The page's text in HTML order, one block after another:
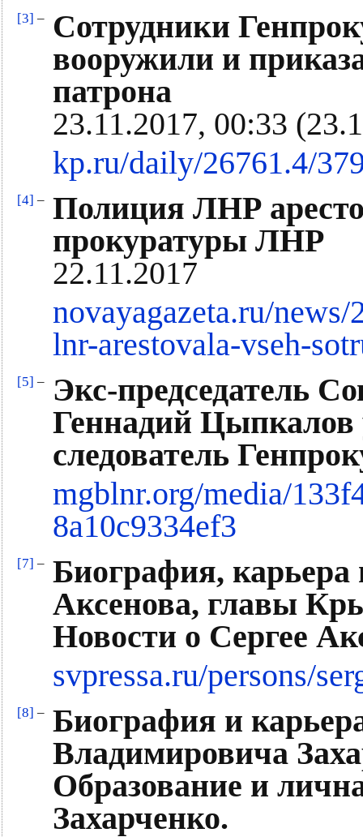
[3] –
Сотрудники
вооружили и
патрона
23.11.2017, 00:33
kp.ru/daily/26761.4/
[4] – Полиция ЛНР
прокуратуры ЛНР
22.11.2017
novayagazeta.ru/
lnr-arestovala-vseh-
[5] –
Экс-председатель
Геннадий Цыпкалов
следователь
mgblnr.org/media/
8a10c9334ef3
[7] – Биография,
Аксенова, главы
Новости о Сергее
svpressa.ru/persons/
[8] – Биография и
Владимировича
Образование и
Захарченко.